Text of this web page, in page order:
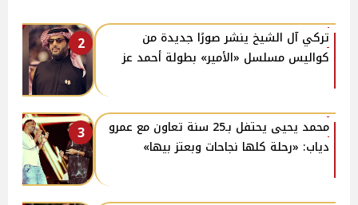
2
تركي آل الشيخ ينشر صورًا جديدة من
كواليس مسلسل «الأمير» بطولة أحمد عز
3
محمد يحيى يحتفل بـ25 سنة تعاون مع عمرو
دياب: «رحلة كلها نجاحات وبعتز بيها»